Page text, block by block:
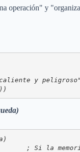
operación" y
y
; Si la memoria